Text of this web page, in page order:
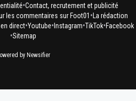
•Contact, recrutement et publicité
les commentaires sur Foot01 •La rédaction
direct•Youtube• Instagram•TikTok•Facebook
•Sitemap
by Newsifier